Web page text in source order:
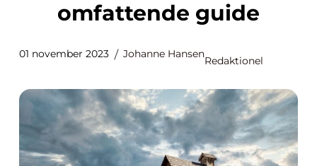
omfattende guide
01 november 2023 Johanne Hansen
Redaktionel